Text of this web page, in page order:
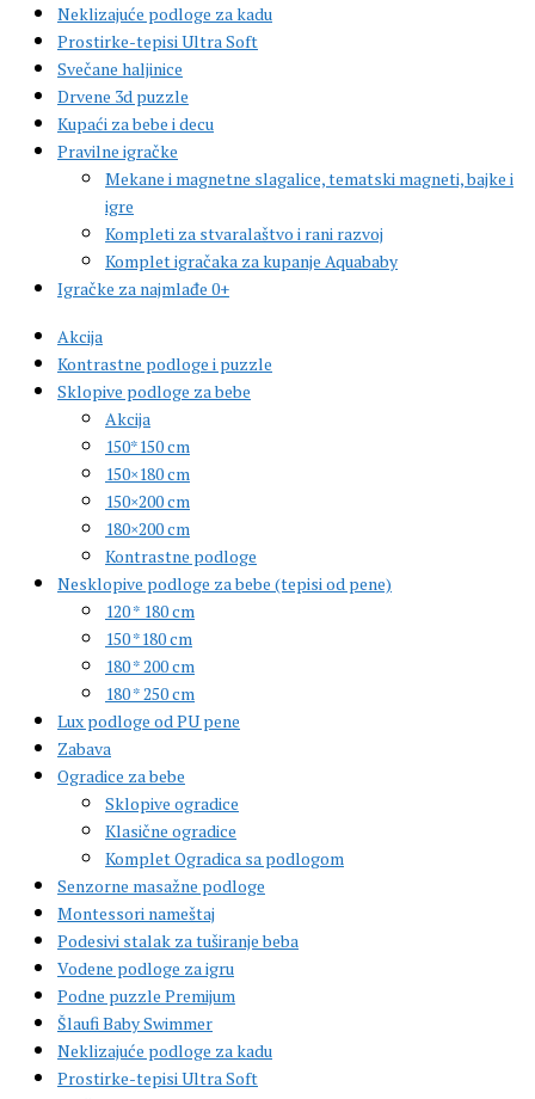
Neklizajuće podloge za kadu
Prostirke-tepisi Ultra Soft
Svečane haljinice
Drvene 3d puzzle
Kupaći za bebe i decu
Pravilne igračke
Mekane i magnetne slagalice, tematski magneti, bajke i
igre
Kompleti za stvaralaštvo i rani razvoj
Komplet igračaka za kupanje Aquababy
Igračke za najmlađe 0+
Akcija
Kontrastne podloge i puzzle
Sklopive podloge za bebe
Akcija
150*150 cm
150×180 cm
150×200 cm
180×200 cm
Kontrastne podloge
Nesklopive podloge za bebe (tepisi od pene)
120 * 180 cm
150 *180 cm
180 * 200 cm
180 * 250 cm
Lux podloge od PU pene
Zabava
Ogradice za bebe
Sklopive ogradice
Klasične ogradice
Komplet Ogradica sa podlogom
Senzorne masažne podloge
Montessori nameštaj
Podesivi stalak za tuširanje beba
Vodene podloge za igru
Podne puzzle Premijum
Šlaufi Baby Swimmer
Neklizajuće podloge za kadu
Prostirke-tepisi Ultra Soft